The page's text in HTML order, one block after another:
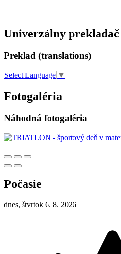
Univerzálny prekladač
Preklad (translations)
Select Language ▼
Fotogaléria
Náhodná fotogaléria
Počasie
dnes, štvrtok 6. 8. 2026